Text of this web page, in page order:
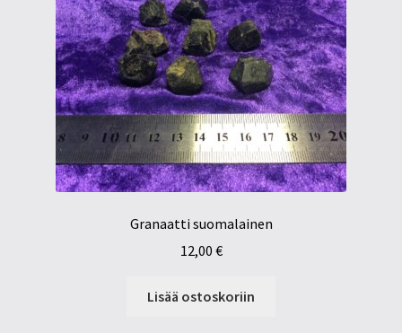
Granaatti suomalainen
12,00 €
Lisää ostoskoriin